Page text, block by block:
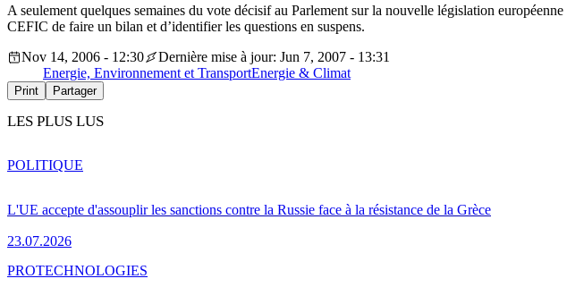
A seulement quelques semaines du vote décisif au Parlement sur la nouvelle législation
CEFIC de faire un bilan et d’identifier les questions en suspens.
Nov 14, 2006 - 12:30
Dernière mise à jour: Jun 7, 2007 - 13:31
Energie, Environnement et TransportEnergie & Climat
Print Partager
LES PLUS LUS
L'UE accepte d'assouplir les sanctions contre la Russie face à la résistance de la Grèce
23.07.2026
POLITIQUE
PROTECHNOLOGIES